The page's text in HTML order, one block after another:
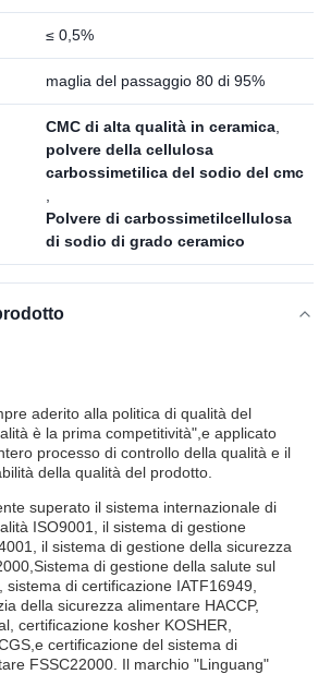
≤ 0,5%
maglia del passaggio 80 di 95%
CMC di alta qualità in ceramica
polvere della cellulosa
carbossimetilica del sodio del cmc
Polvere di carbossimetilcellulosa
di sodio di grado ceramico
aderito alla politica di qualità del
è la prima competitività",e applicato
processo di controllo della qualità e il
della qualità del prodotto.
superato il sistema internazionale di
ISO9001, il sistema di gestione
il sistema di gestione della sicurezza
di gestione della salute sul
sistema di certificazione IATF16949,
della sicurezza alimentare HACCP,
certificazione kosher KOSHER,
certificazione del sistema di
FSSC22000. Il marchio "Linguang"